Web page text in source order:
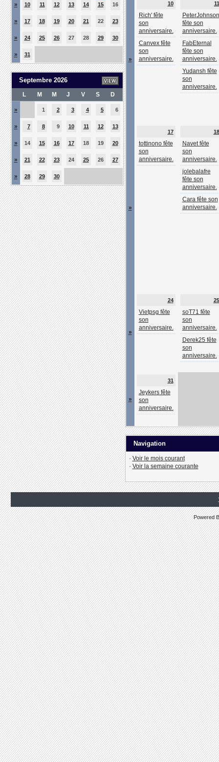
» 10 11 12 13 14 15 16
» 17 18 19 20 21 22 23
» 24 25 26 27 28 29 30
» 31
Septembre 2026
L M M J V S D
» 1 2 3 4 5 6
» 7 8 9 10 11 12 13
» 14 15 16 17 18 19 20
» 21 22 23 24 25 26 27
» 28 29 30
»
10
Rich' fête
son
anniversaire.
Canvex fête
son
anniversaire.
11
PeterJohnson
fête son
anniversaire.
FabEternal
fête son
anniversaire.
Yudansh fête
son
anniversaire.
»
17
tottinono fête
son
anniversaire.
18
Navet fête
son
anniversaire.
jolebalafre
fête son
anniversaire.
Cara fête son
anniversaire.
»
24
Vietpsg fête
son
anniversaire.
25
soT71 fête
son
anniversaire.
Derek25 fête
son
anniversaire.
»
31
Jeykers fête
son
anniversaire.
Navigation
· Voir le mois courant
· Voir la semaine courante
Powered